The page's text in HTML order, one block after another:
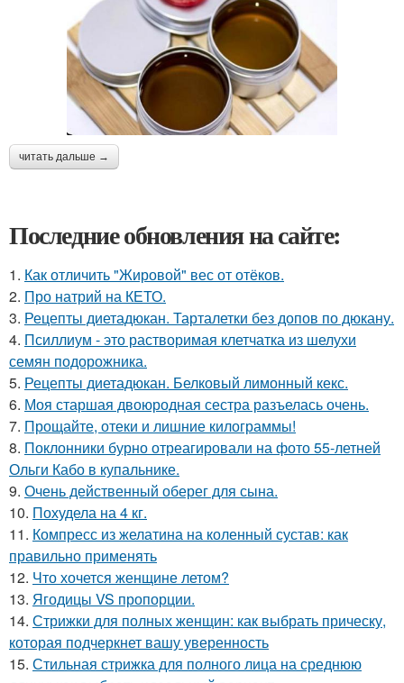
читать дальше →
Последние обновления на сайте:
1. Как отличить "Жировой" вес от отёков.
2. Про натрий на КЕТО.
3. Рецепты диетадюкан. Тарталетки без допов по дюкану.
4. Псиллиум - это растворимая клетчатка из шелухи
семян подорожника.
5. Рецепты диетадюкан. Белковый лимонный кекс.
6. Моя старшая двоюродная сестра разъелась очень.
7. Прощайте, отеки и лишние килограммы!
8. Поклонники бурно отреагировали на фото 55-летней
Ольги Кабо в купальнике.
9. Очень действенный оберег для сына.
10. Похудела на 4 кг.
11. Компресс из желатина на коленный сустав: как
правильно применять
12. Что хочется женщине летом?
13. Ягодицы VS пропорции.
14. Стрижки для полных женщин: как выбрать прическу,
которая подчеркнет вашу уверенность
15. Стильная стрижка для полного лица на среднюю